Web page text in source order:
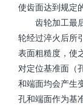
使齿面达到规定
齿轮加工最后
轮经过淬火后所
表面粗糙度，使
对定位基准面（
和端面均会产生
孔和端面作为基